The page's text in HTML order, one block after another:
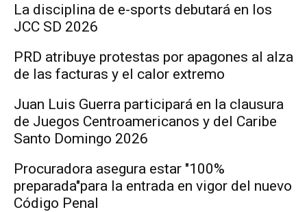
La disciplina de e-sports debutará en los
JCC SD 2026
PRD atribuye protestas por apagones al alza
de las facturas y el calor extremo
Juan Luis Guerra participará en la clausura
de Juegos Centroamericanos y del Caribe
Santo Domingo 2026
Procuradora asegura estar "100%
preparada"para la entrada en vigor del nuevo
Código Penal